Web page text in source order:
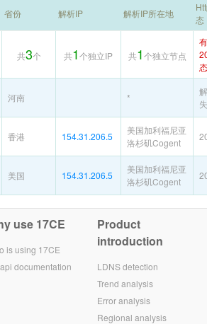
省份 解析IP 解析IP所在地
态
共3个 共1个独立IP 共1个独立节点
态
河南 *
香港 154.31.206.5
美国加利福尼亚
洛杉矶Cogent
美国 154.31.206.5
美国加利福尼亚
洛杉矶Cogent
use 17CE
is using 17CE
documentation
Product
introduction
LDNS detection
Trend analysis
Error analysis
Regional analysis